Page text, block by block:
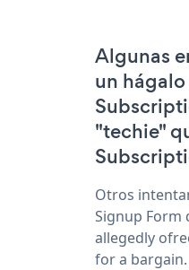
Algunas
un
"techie"
Otros
Signup Form
allegedly
for a bargain.